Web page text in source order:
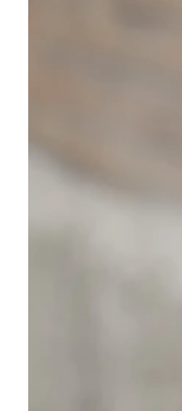
女優だけでなく、グラ